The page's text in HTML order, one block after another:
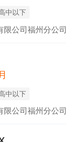
中以下
限公司福州分公司
中以下
公司福州分公司